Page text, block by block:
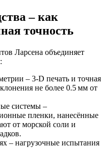
– как
точность
Ларсена объединяет
– 3‑D печать и точная
не более 0.5 мм от
системы –
пленки, нанесённые
от морской соли и
– нагрузочные испытания